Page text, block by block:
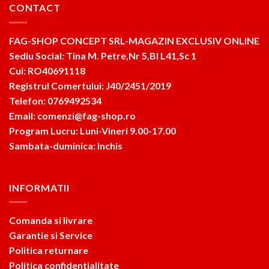
CONTACT
FAG-SHOP CONCEPT SRL-MAGAZIN EXCLUSIV ONLINE
Sediu Social: Tina M. Petre,Nr 5,Bl L41,Sc 1
Cui: RO40691118
Registrul Comertului: J40/2451/2019
Telefon: 0769492534
Email: comenzi@fag-shop.ro
Program Lucru: Luni-Vineri 9.00-17.00
Sambata-duminica: Inchis
INFORMATII
Comanda si livrare
Garantie si Service
Politica returnare
Politica confidentialitate